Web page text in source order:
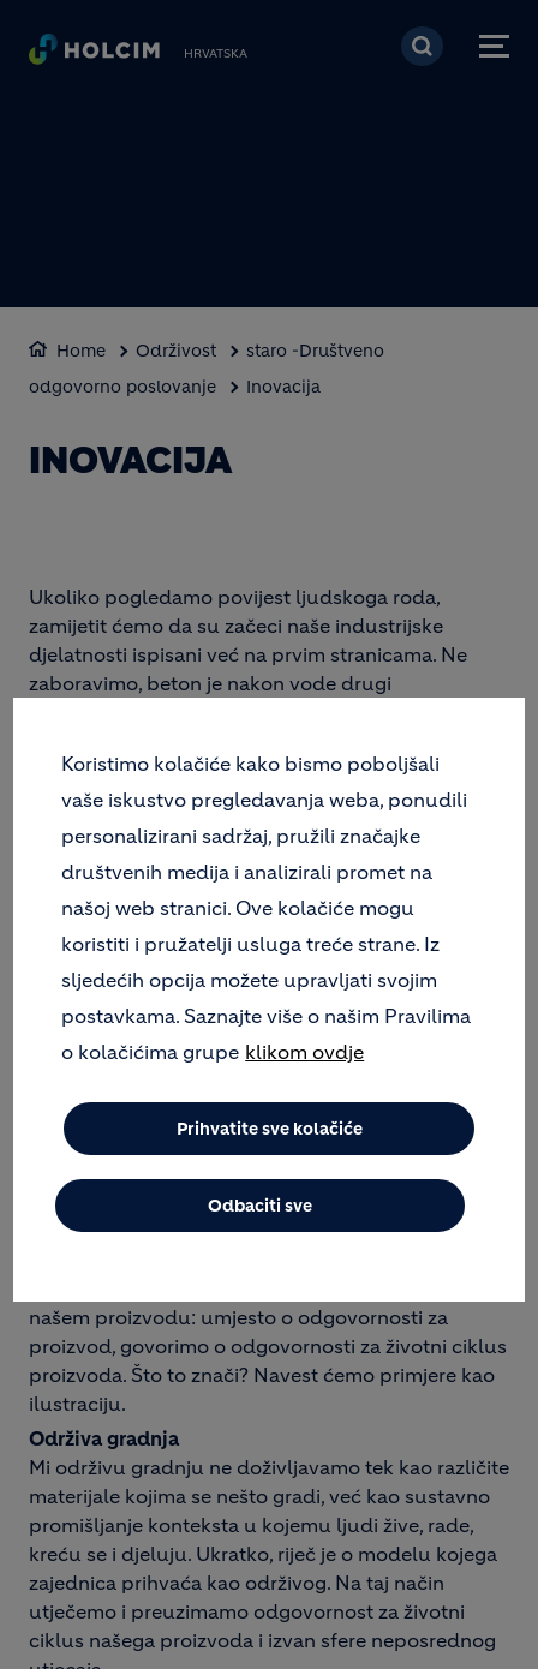
Skoči na glavni sadržaj
HRVATSKA
Home Održivost
staro -Društveno
odgovorno poslovanje
Inovacija
INOVACIJA
Ukoliko pogledamo povijest ljudskoga roda,
zamijetit ćemo da su začeci naše industrijske
djelatnosti ispisani već na prvim stranicama. Ne
zaboravimo, beton je nakon vode drugi
nezamisliva. Imajući na umu tako dugu tradiciju,
možda se pitate kako onda možemo govoriti o
inovacijama, kada je sve već odavno poznato.
inovativnosti moguće postići u eksploataciji
mineralnih sirovina i dapače, koliko je takav pristup
danas neophodan. U svjetlu novih spoznaja o
čovjekovom utjecaju na zagrijavanje našega
te stalnih zahtjeva dionika za podizanjem standarda
poslovanja, jednostavno nije moguće održati
nove načine kako bismo udovoljili, s jedne strane,
zahtjevima tržišta i potražnje, dok s druge strane
moramo dati svoj doprinos i ispuniti očekivanja
dionika na koje naše poslovanje ima utjecaj.
Jednostavno rečeno, potrebno je napustiti „zonu
našem proizvodu: umjesto o odgovornosti za
proizvod, govorimo o odgovornosti za životni ciklus
proizvoda. Što to znači? Navest ćemo primjere kao
ilustraciju.
Održiva gradnja
Mi održivu gradnju ne doživljavamo tek kao različite
materijale kojima se nešto gradi, već kao sustavno
promišljanje konteksta u kojemu ljudi žive, rade,
kreću se i djeluju. Ukratko, riječ je o modelu kojega
zajednica prihvaća kao održivog. Na taj način
utječemo i preuzimamo odgovornost za životni
ciklus našega proizvoda i izvan sfere neposrednog
Koristimo kolačiće kako bismo poboljšali
vaše iskustvo pregledavanja weba, ponudili
personalizirani sadržaj, pružili značajke
društvenih medija i analizirali promet na
našoj web stranici. Ove kolačiće mogu
koristiti i pružatelji usluga treće strane. Iz
sljedećih opcija možete upravljati svojim
postavkama. Saznajte više o našim Pravilima
o kolačićima grupe klikom ovdje
Prihvatite sve kolačiće
Odbaciti sve